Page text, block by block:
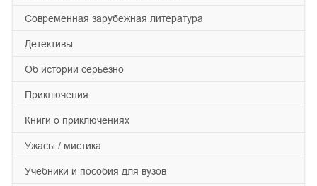
современная зарубежная литература
детективы
об истории серьезно
приключения
книги о приключениях
ужасы / мистика
учебники и пособия для вузов